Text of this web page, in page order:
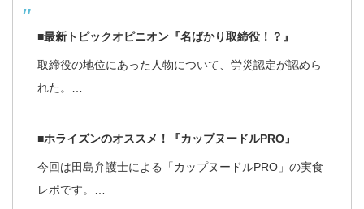
■最新トピックオピニオン『名ばかり取締役！？』
取締役の地位にあった人物について、労災認定が認めら
れた。…
■ホライズンのオススメ！『カップヌードルPRO』
今回は田島弁護士による「カップヌードルPRO」の実食
レポです。…